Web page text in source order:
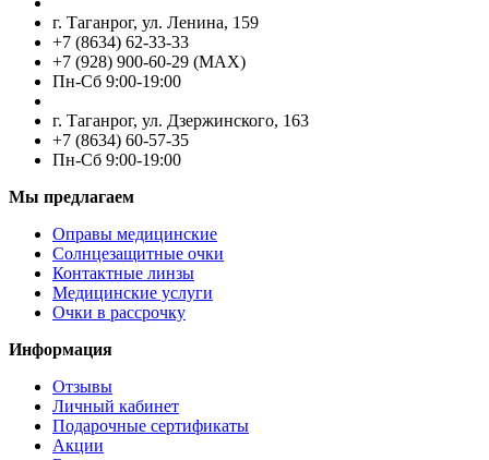
г. Таганрог, ул. Ленина, 159
+7 (8634) 62-33-33
+7 (928) 900-60-29 (MAX)
Пн-Cб 9:00-19:00
г. Таганрог, ул. Дзержинского, 163
+7 (8634) 60-57-35
Пн-Сб 9:00-19:00
Мы предлагаем
Оправы медицинские
Солнцезащитные очки
Контактные линзы
Медицинские услуги
Очки в рассрочку
Информация
Отзывы
Личный кабинет
Подарочные сертификаты
Акции